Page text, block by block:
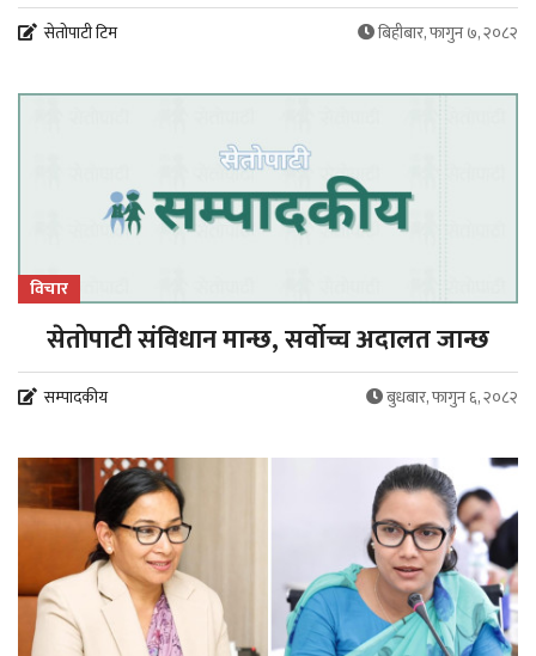
सेतोपाटी टिम बिहीबार, फागुन ७, २०८२
विचार
सेतोपाटी संविधान मान्छ, सर्वोच्च अदालत जान्छ
सम्पादकीय बुधबार, फागुन ६, २०८२